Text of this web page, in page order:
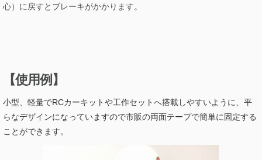
心）に戻すとブレーキがかかります。
【使用例】
⼩型、軽量でRCカーキットや工作セットへ搭載しやすいように、平
らなデザインになっていますので市販の両面テープで簡単に固定する
ことができます。